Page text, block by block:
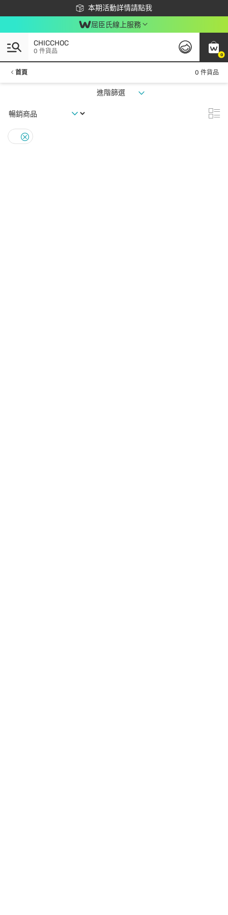
本期活動詳情請點我
下載app最高回饋$350
屈臣氏線上服務
0
CHICCHOC
0 件貨品
首頁 0 件貨品
進階篩選